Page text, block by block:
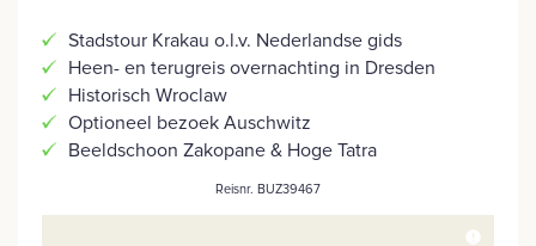
Stadstour Krakau o.l.v. Nederlandse gids
Heen- en terugreis overnachting in Dresden
Historisch Wroclaw
Optioneel bezoek Auschwitz
Beeldschoon Zakopane & Hoge Tatra
Reisnr. BUZ39467